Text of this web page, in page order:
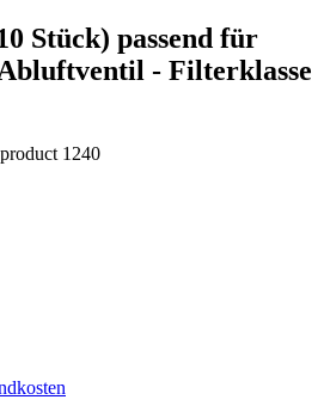
Stück) passend für
- Filterklasse